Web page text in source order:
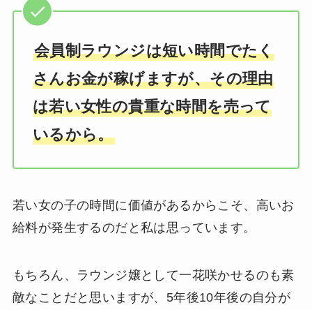
会員制ラウンジは短い時間でたく
さんお金が稼げますが、その理由
は若い女性の貴重な時間を売って
いるから。
若い女の子の時間に価値があるからこそ、高いお
給料が発生するのだと私は思っています。
もちろん、ラウンジ嬢として一花咲かせるのも素
敵なことだと思いますが、5年後10年後の自分が